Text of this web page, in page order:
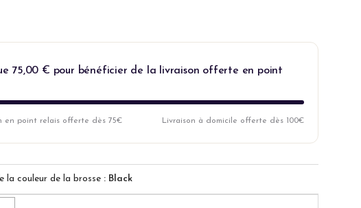
75,00 € pour bénéficier de la livraison offerte en point
en point relais offerte dès 75€ Livraison à domicile offerte dès 100€
la couleur de la brosse : Black